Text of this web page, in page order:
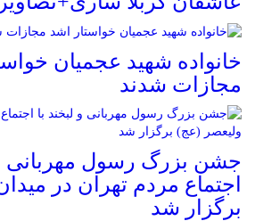
خانواده شهید عجمیان
مجازات شدند
جشن بزرگ رسول مهربانی و
اجتماع مردم تهران در
برگزار شد